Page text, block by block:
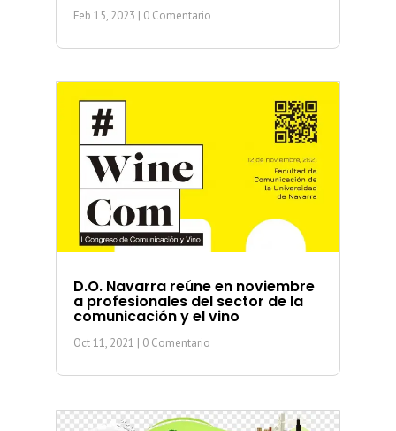
Feb 15, 2023 | 0 Comentario
D.O. Navarra reúne en noviembre
a profesionales del sector de la
comunicación y el vino
Oct 11, 2021 | 0 Comentario